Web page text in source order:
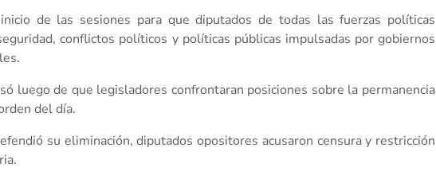
de las sesiones para que diputados de todas las fuerzas políticas
conflictos políticos y políticas públicas impulsadas por gobiernos
luego de que legisladores confrontaran posiciones sobre la permanencia
del día.
su eliminación, diputados opositores acusaron censura y restricción